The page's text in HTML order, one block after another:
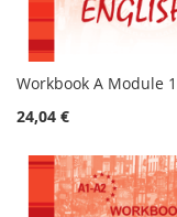
Workbook A Module 1
24,04 €